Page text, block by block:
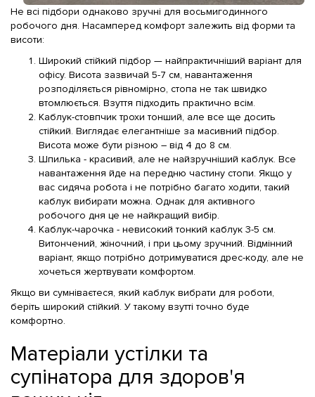
Не всі підбори однаково зручні для восьмигодинного
робочого дня. Насамперед комфорт залежить від форми та
висоти:
Широкий стійкий підбор — найпрактичніший варіант для
офісу. Висота зазвичай 5-7 см, навантаження
розподіляється рівномірно, стопа не так швидко
втомлюється. Взуття підходить практично всім.
Каблук-стовпчик трохи тонший, але все ще досить
стійкий. Виглядає елегантніше за масивний підбор.
Висота може бути різною – від 4 до 8 см.
Шпилька - красивий, але не найзручніший каблук. Все
навантаження йде на передню частину стопи. Якщо у
вас сидяча робота і не потрібно багато ходити, такий
каблук вибирати можна. Однак для активного
робочого дня це не найкращий вибір.
Каблук-чарочка - невисокий тонкий каблук 3-5 см.
Витончений, жіночний, і при цьому зручний. Відмінний
варіант, якщо потрібно дотримуватися дрес-коду, але не
хочеться жертвувати комфортом.
Якщо ви сумніваєтеся, який каблук вибрати для роботи,
беріть широкий стійкий. У такому взутті точно буде
комфортно.
Матеріали устілки та
супінатора для здоров'я